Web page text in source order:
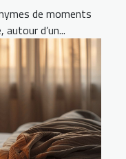
de moments
d’un...